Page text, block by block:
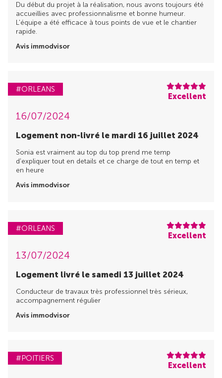
Du début du projet à la réalisation, nous avons toujours été
accueillies avec professionnalisme et bonne humeur.
L'équipe a été efficace à tous points de vue et le chantier
rapide.
Avis immodvisor
#ORLEANS
Excellent
16/07/2024
Logement non-livré le mardi 16 juillet 2024
Sonia est vraiment au top du top prend me temp
d'expliquer tout en details et ce charge de tout en temp et
en heure
Avis immodvisor
#ORLEANS
Excellent
13/07/2024
Logement livré le samedi 13 juillet 2024
Conducteur de travaux très professionnel très sérieux,
accompagnement régulier
Avis immodvisor
#POITIERS
Excellent